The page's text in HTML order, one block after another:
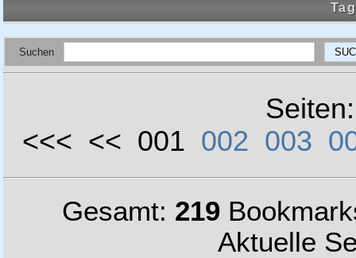
Suchen
<<< << 001 002 003
Gesamt: 219
Aktuelle